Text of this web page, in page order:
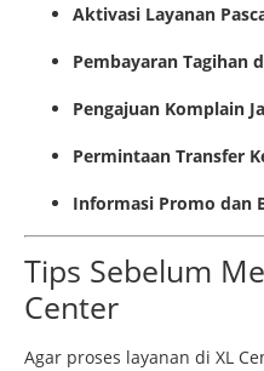
Aktivasi Layanan
Pembayaran Tagihan
Pengajuan Komplain
Permintaan Transfer
Informasi Promo dan
Tips Sebelum
Center
Agar proses layanan di XL